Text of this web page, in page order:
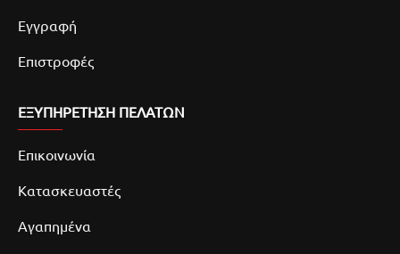
Εγγραφή
Επιστροφές
ΕΞΥΠΗΡΕΤΗΣΗ ΠΕΛΑΤΩΝ
Επικοινωνία
Κατασκευαστές
Αγαπημένα